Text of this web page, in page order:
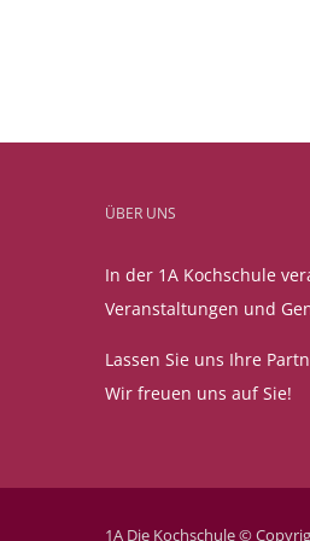
ÜBER UNS
In der 1A Kochschule
Veranstaltungen und
Lassen Sie uns Ihre
Wir freuen uns auf Sie!
1A Die Kochschule ©